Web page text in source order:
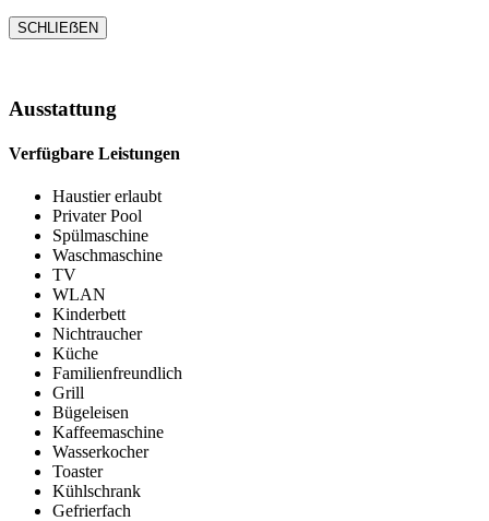
SCHLIEẞEN
Ausstattung
Verfügbare Leistungen
Haustier erlaubt
Privater Pool
Spülmaschine
Waschmaschine
TV
WLAN
Kinderbett
Nichtraucher
Küche
Familienfreundlich
Grill
Bügeleisen
Kaffeemaschine
Wasserkocher
Toaster
Kühlschrank
Gefrierfach